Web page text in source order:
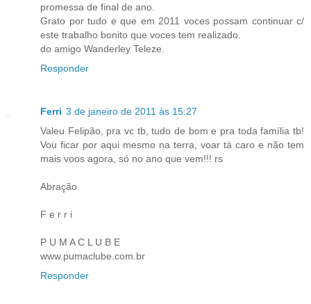
promessa de final de ano.
Grato por tudo e que em 2011 voces possam continuar c/
este trabalho bonito que voces tem realizado.
do amigo Wanderley Teleze.
Responder
Ferri 3 de janeiro de 2011 às 15:27
Valeu Felipão, pra vc tb, tudo de bom e pra toda família tb!
Vou ficar por aqui mesmo na terra, voar tá caro e não tem
mais voos agora, só no ano que vem!!! rs
Abração
F e r r i
P U M A C L U B E
www.pumaclube.com.br
Responder